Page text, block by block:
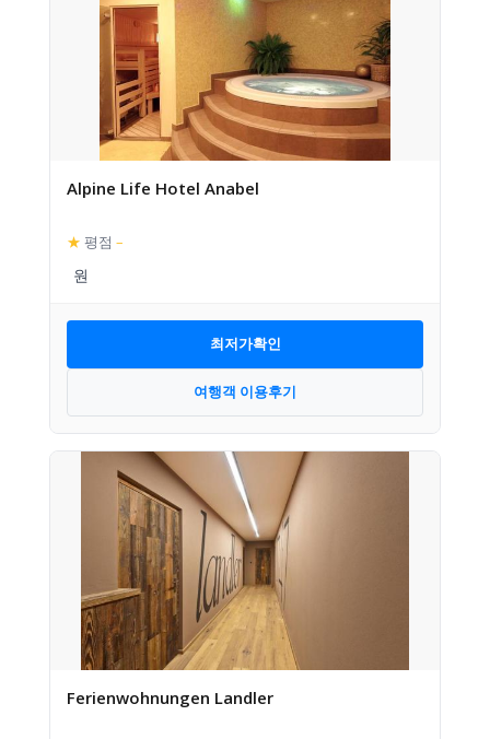
Alpine Life Hotel Anabel
★ 평점 –
최저가확인
여행객 이용후기
Ferienwohnungen Landler